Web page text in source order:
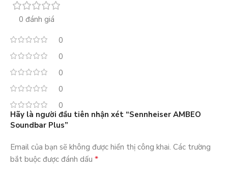
0 đánh giá
0
0
0
0
0
Hãy là người đầu tiên nhận xét “Sennheiser AMBEO
Soundbar Plus”
Email của bạn sẽ không được hiển thị công khai. Các trường
bắt buộc được đánh dấu *